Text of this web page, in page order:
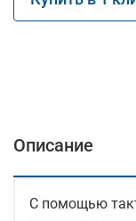
Описание
С помощью